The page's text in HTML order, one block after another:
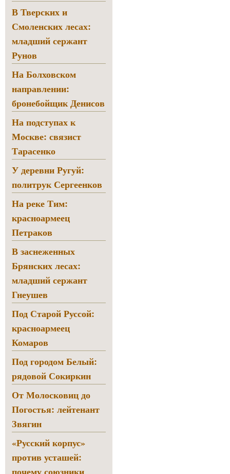
В Тверских и
Смоленских лесах:
младший сержант
Рунов
На Болховском
направлении:
бронебойщик Денисов
На подступах к
Москве: связист
Тарасенко
У деревни Ругуй:
политрук Сергеенков
На реке Тим:
красноармеец
Петраков
В заснеженных
Брянских лесах:
младший сержант
Гнеушев
Под Старой Руссой:
красноармеец
Комаров
Под городом Белый:
рядовой Сокиркин
От Молосковиц до
Погостья: лейтенант
Звягин
«Русский корпус»
против усташей: